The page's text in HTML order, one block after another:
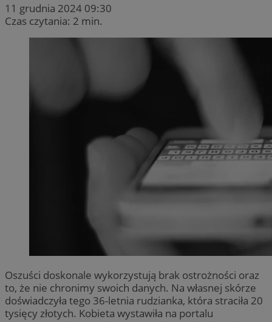
11 grudnia 2024 09:30
Czas czytania: 2 min.
Oszuści doskonale wykorzystują brak ostrożności oraz
to, że nie chronimy swoich danych. Na własnej skórze
doświadczyła tego 36-letnia rudzianka, która straciła 20
tysięcy złotych. Kobieta wystawiła na portalu